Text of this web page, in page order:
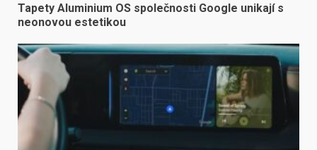
Tapety Aluminium OS společnosti Google unikají s
neonovou estetikou